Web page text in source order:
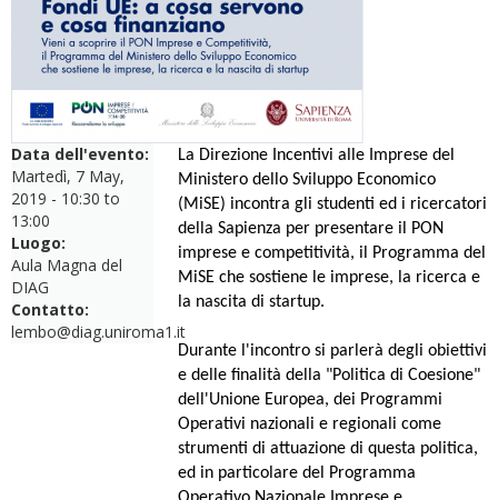
Data dell'evento:
Martedì, 7 May,
2019 - 10:30 to
13:00
Luogo:
Aula Magna del
DIAG
Contatto:
lembo@diag.uniroma1.it
La Direzione Incentivi alle Imprese del
Ministero dello Sviluppo Economico
(MiSE) incontra gli studenti ed i ricercatori
della Sapienza per presentare il PON
imprese e competitività, il Programma del
MiSE che sostiene le imprese, la ricerca e
la nascita di startup.
Durante l'incontro si parlerà degli obiettivi
e delle finalità della "Politica di Coesione"
dell'Unione Europea, dei Programmi
Operativi nazionali e regionali come
strumenti di attuazione di questa politica,
ed in particolare del Programma